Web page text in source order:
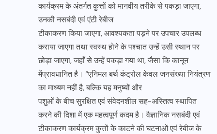
कार्यक्रम के अंतर्गत कुत्तों को मानवीय तरीके से पकड़ा जाएगा,
उनकी नसबंदी एवं एंटी रेबीज
टीकाकरण किया जाएगा, आवश्यकता पड़ने पर उपचार उपलब्ध
कराया जाएगा तथा स्वस्थ होने के पश्चात उन्हें उसी स्थान पर
छोड़ा जाएगा, जहाँ से उन्हें पकड़ा गया था, जैसा कि कानून
मेंप्रावधानित है। “एनिमल बर्थ कंट्रोल केवल जनसंख्या नियंत्रण
का माध्यम नहीं है, बल्कि यह मनुष्यों और
पशुओं के बीच सुरक्षित एवं संवेदनशील सह-अस्तित्व स्थापित
करने की दिशा में एक महत्वपूर्ण कदम है। वैज्ञानिक नसबंदी एवं
टीकाकरण कार्यक्रम कुत्तों के काटने की घटनाओं एवं रेबीज के